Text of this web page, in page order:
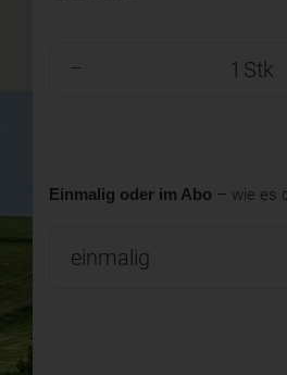
Stk
Einmalig oder im Abo – wie es